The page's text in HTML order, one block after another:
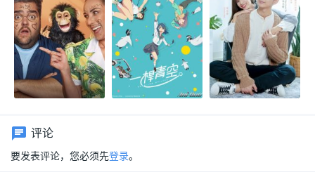
评论
要发表评论，您必须先登录。